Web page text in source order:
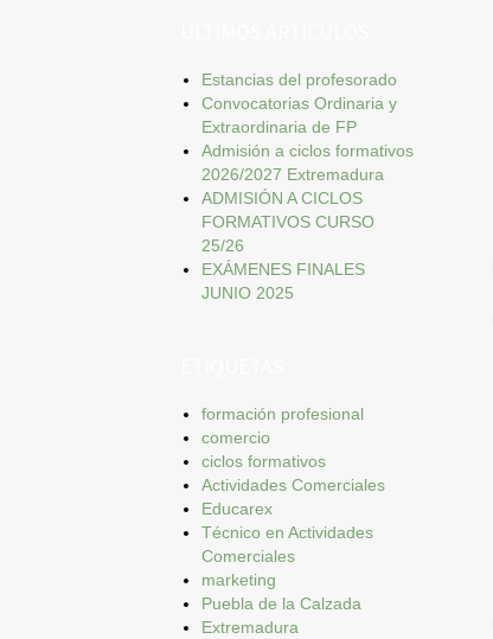
Estancias del profesorado
Convocatorias Ordinaria y
Extraordinaria de FP
Admisión a ciclos formativos
2026/2027 Extremadura
ADMISIÓN A CICLOS
FORMATIVOS CURSO
25/26
EXÁMENES FINALES
JUNIO 2025
formación profesional
comercio
ciclos formativos
Actividades Comerciales
Educarex
Técnico en Actividades
Comerciales
marketing
Puebla de la Calzada
Extremadura